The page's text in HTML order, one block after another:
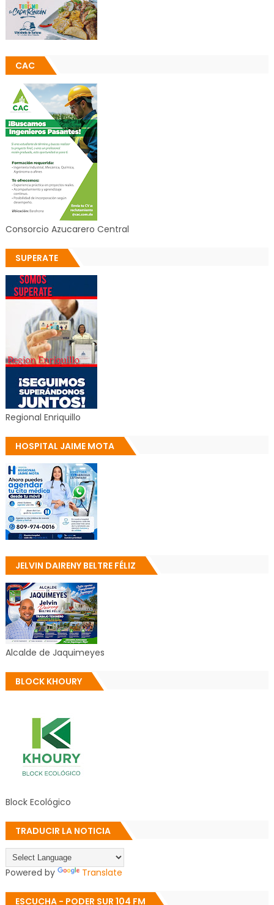
CAC
Consorcio Azucarero Central
SUPERATE
Regional Enriquillo
HOSPITAL JAIME MOTA
JELVIN DAIRENY BELTRE FÉLIZ
Alcalde de Jaquimeyes
BLOCK KHOURY
Block Ecológico
TRADUCIR LA NOTICIA
Powered by Translate
ESCUCHA - PODER SUR 104 FM